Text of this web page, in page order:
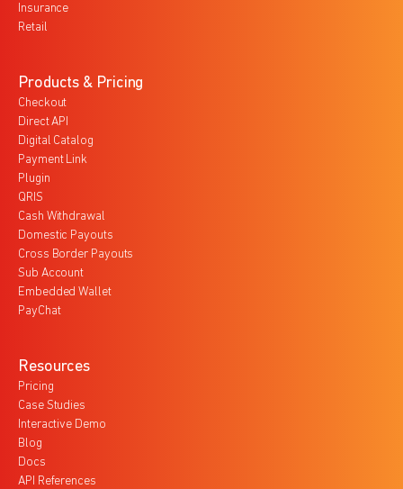
Insurance
Retail
Products & Pricing
Checkout
Direct API
Digital Catalog
Payment Link
Plugin
QRIS
Cash Withdrawal
Domestic Payouts
Cross Border Payouts
Sub Account
Embedded Wallet
PayChat
Resources
Pricing
Case Studies
Interactive Demo
Blog
Docs
API References